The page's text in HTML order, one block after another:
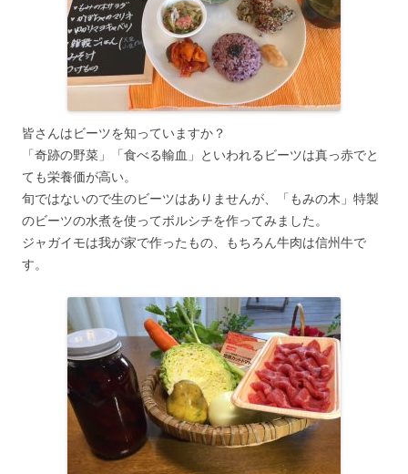
皆さんはビーツを知っていますか？
「奇跡の野菜」「食べる輸血」といわれるビーツは真っ赤でと
ても栄養価が高い。
旬ではないので生のビーツはありませんが、「もみの木」特製
のビーツの水煮を使ってボルシチを作ってみました。
ジャガイモは我が家で作ったもの、もちろん牛肉は信州牛で
す。